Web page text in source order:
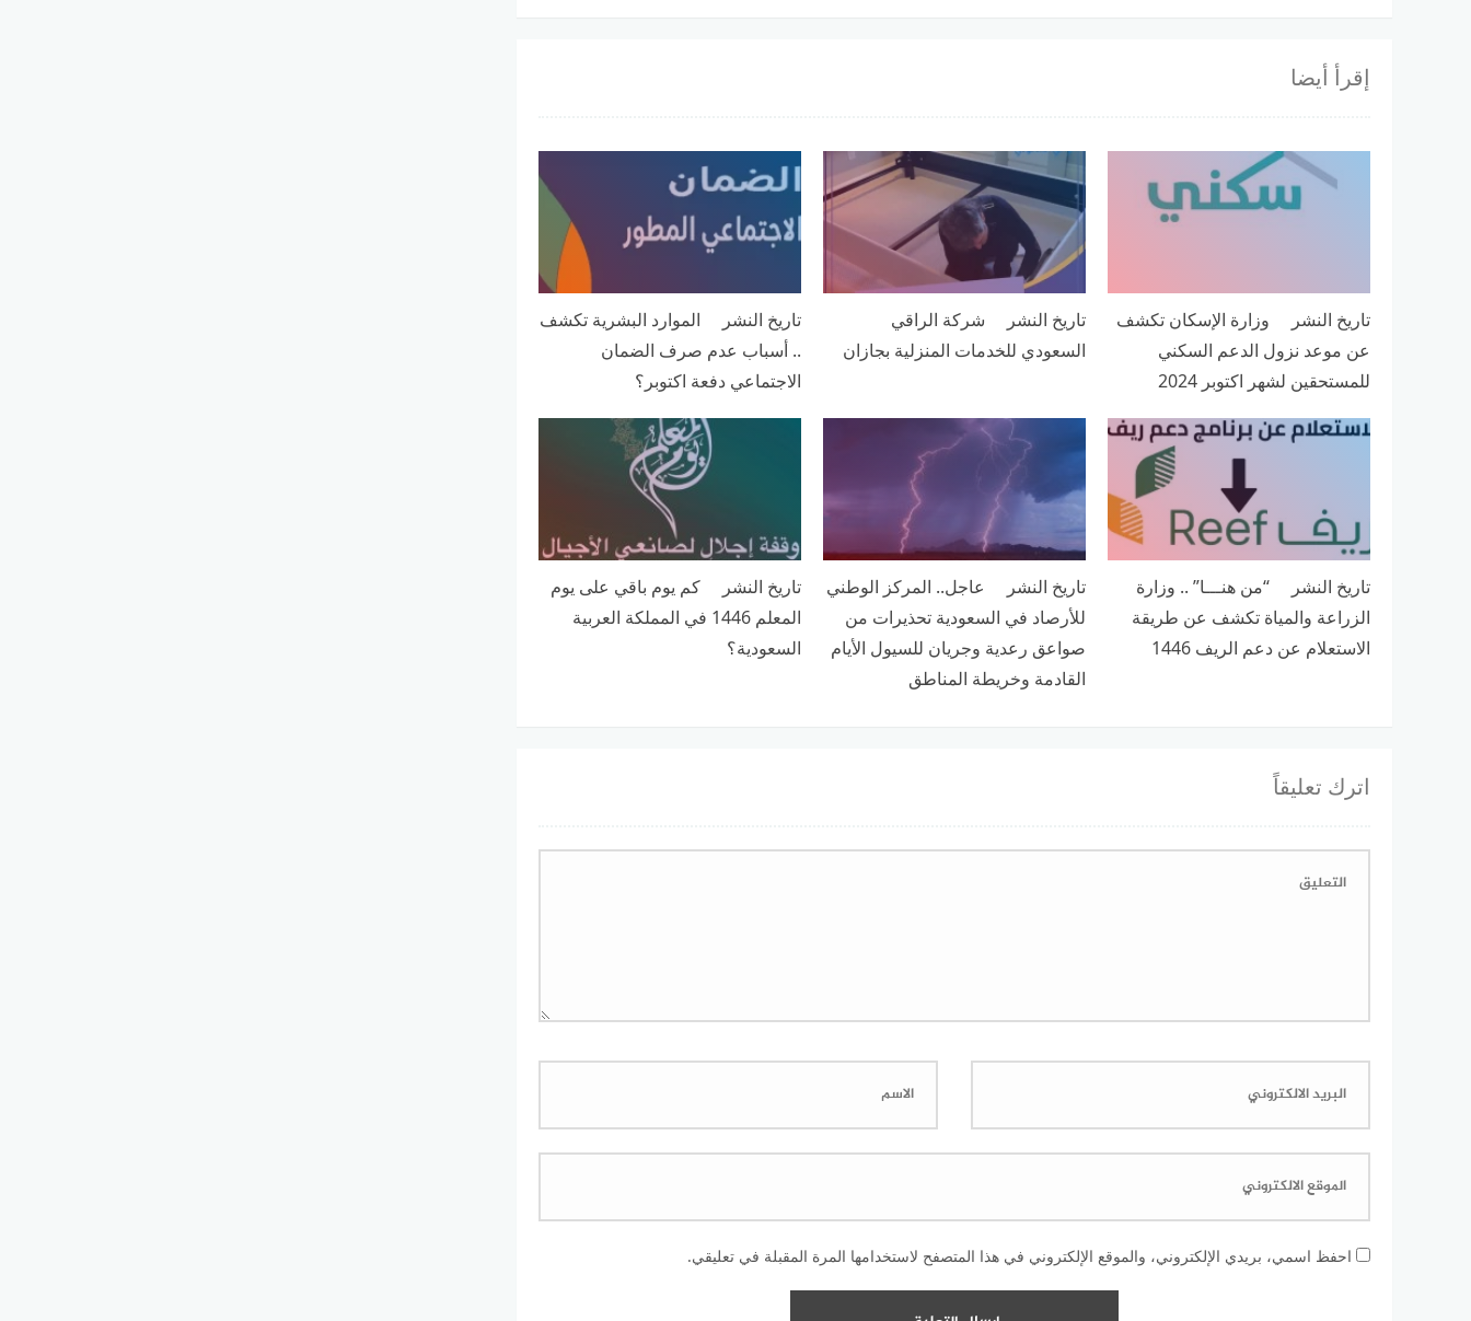
إقرأ أيضا
تاريخ النشر وزارة الإسكان تكشف
عن موعد نزول الدعم السكني
للمستحقين لشهر اكتوبر 2024
تاريخ النشر شركة الراقي
السعودي للخدمات المنزلية بجازان
تاريخ النشر الموارد البشرية تكشف
.. أسباب عدم صرف الضمان
الاجتماعي دفعة اكتوبر؟
تاريخ النشر “من هنـــا” .. وزارة
الزراعة والمياة تكشف عن طريقة
الاستعلام عن دعم الريف 1446
تاريخ النشر عاجل.. المركز الوطني
للأرصاد في السعودية تحذيرات من
صواعق رعدية وجريان للسيول الأيام
القادمة وخريطة المناطق
تاريخ النشر كم يوم باقي على يوم
المعلم 1446 في المملكة العربية
السعودية؟
اترك تعليقاً
احفظ اسمي، بريدي الإلكتروني، والموقع الإلكتروني في هذا المتصفح لاستخدامها المرة المقبلة في تعليقي.